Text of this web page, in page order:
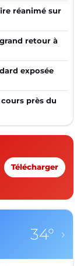
réanimé sur
retour à
exposée
près du
Télécharger
34° ›